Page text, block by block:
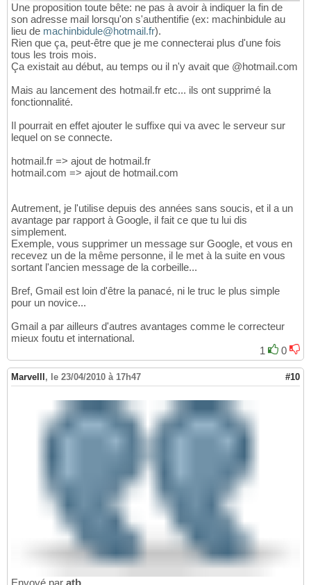
Une proposition toute bête: ne pas à avoir à indiquer la fin de
son adresse mail lorsqu'on s'authentifie (ex: machinbidule au
lieu de machinbidule@hotmail.fr).
Rien que ça, peut-être que je me connecterai plus d'une fois
tous les trois mois.
Ça existait au début, au temps ou il n'y avait que @hotmail.com
Mais au lancement des hotmail.fr etc... ils ont supprimé la
fonctionnalité.
Il pourrait en effet ajouter le suffixe qui va avec le serveur sur
lequel on se connecte.
hotmail.fr => ajout de hotmail.fr
hotmail.com => ajout de hotmail.com
Autrement, je l'utilise depuis des années sans soucis, et il a un
avantage par rapport à Google, il fait ce que tu lui dis
simplement.
Exemple, vous supprimer un message sur Google, et vous en
recevez un de la même personne, il le met à la suite en vous
sortant l'ancien message de la corbeille...
Bref, Gmail est loin d'être la panacé, ni le truc le plus simple
pour un novice...
Gmail a par ailleurs d'autres avantages comme le correcteur
mieux foutu et international.
1
0
Marvelll, le 23/04/2010 à 17h47 #10
Envoyé par atb